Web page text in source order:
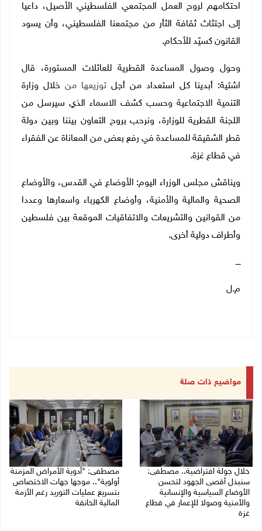
احتكامهم لروح العمل المجتمعي الفلسطيني الأصيل، داعيا
إلى اجتثاث ثقافة الثأر من مجتمعنا الفلسطيني، وأن يسود
القانون كسيّد للأحكام.
وحول وصول المساعدة القطرية للعائلات المستورة، قال
اشتية: أبدينا كل استعداد من أجل توزيعها من خلال وزارة
التنمية الاجتماعية وحسب كشف الاسماء الذي سيرسل من
اللجنة القطرية للوزارة، ونرحب بروح التعاون بيننا وبين دولة
قطر الشقيقة للمساعدة في رفع بعض من المعاناة عن الفقراء
في قطاع غزة.
ويناقش مجلس الوزراء اليوم: الأوضاع في القدس، والأوضاع
الصحية والمالية والأمنية، وأوضاع الكهرباء واسعارها وعددا
من القوانين والتشريعات والاتفاقيات الموقعة بين فلسطين
وأطراف دولية أخرى.
ــــ
م.ل
مواضيع ذات صلة
خلال جولة افتراضية.. مصطفى:
سنبذل أقصى الجهود لتحسن
الأوضاع السياسية والإنسانية
والأمنية وصولا للإعمار في قطاع
غزة
مصطفى: "أدوية الأمراض المزمنة
أولوية".. موجها جهات الاختصاص
بتسريع عمليات التوريد رغم الأزمة
المالية الخانقة